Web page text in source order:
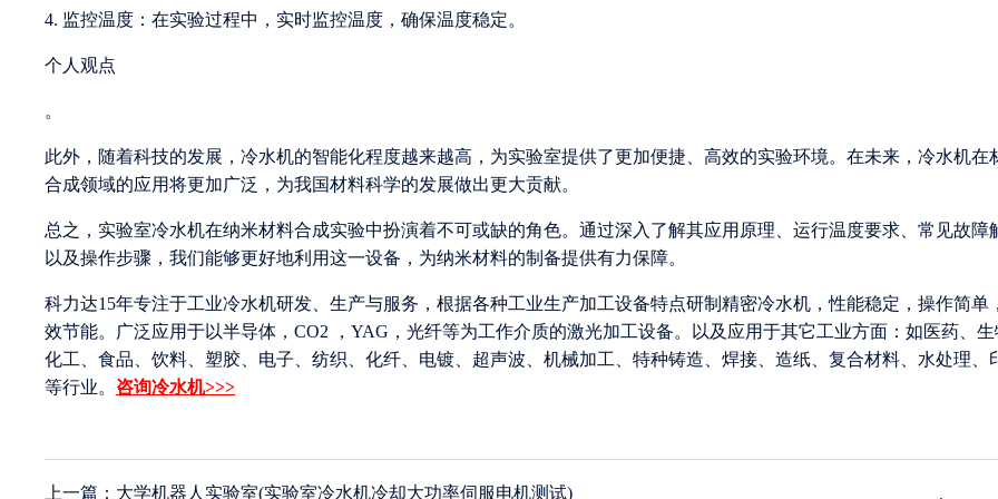
4. 监控温度：在实验过程中，实时监控温度，确保温度稳定。
个人观点
。
此外，随着科技的发展，冷水机的智能化程度越来越高，为实验室提供了更加便捷、高效的实验环境。在未来，冷水机在
合成领域的应用将更加广泛，为我国材料科学的发展做出更大贡献。
总之，实验室冷水机在纳米材料合成实验中扮演着不可或缺的角色。通过深入了解其应用原理、运行温度要求、常见故障
以及操作步骤，我们能够更好地利用这一设备，为纳米材料的制备提供有力保障。
科力达15年专注于工业冷水机研发、生产与服务，根据各种工业生产加工设备特点研制精密冷水机，性能稳定，操作简单
效节能。广泛应用于以半导体，CO2 ，YAG，光纤等为工作介质的激光加工设备。以及应用于其它工业方面：如医药、生
化工、食品、饮料、塑胶、电子、纺织、化纤、电镀、超声波、机械加工、特种铸造、焊接、造纸、复合材料、水处理、
等行业。 咨询冷水机>>>
上一篇：大学机器人实验室(实验室冷水机冷却大功率伺服电机测试)